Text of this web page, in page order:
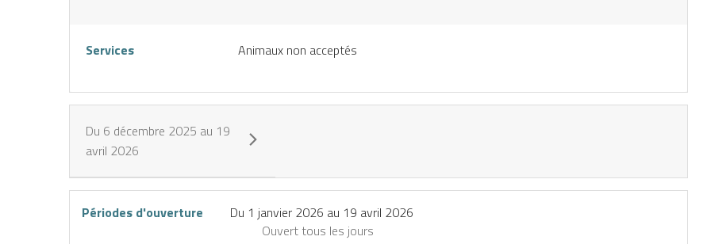
J’achète
Services Animaux non acceptés
Du 6 décembre 2025 au 19
avril 2026
Périodes d'ouverture Du 1 janvier 2026 au 19 avril 2026
Ouvert tous les jours